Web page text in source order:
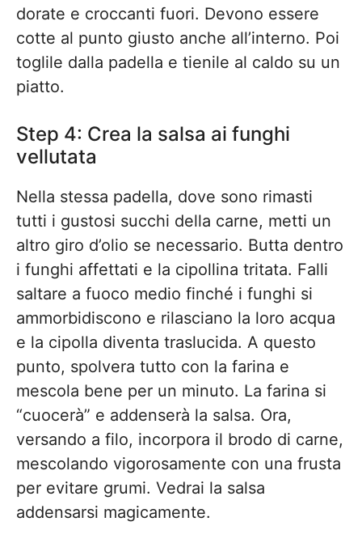
dorate e croccanti fuori. Devono essere
cotte al punto giusto anche all’interno. Poi
toglile dalla padella e tienile al caldo su un
piatto.
Step 4: Crea la salsa ai funghi
vellutata
Nella stessa padella, dove sono rimasti
tutti i gustosi succhi della carne, metti un
altro giro d’olio se necessario. Butta dentro
i funghi affettati e la cipollina tritata. Falli
saltare a fuoco medio finché i funghi si
ammorbidiscono e rilasciano la loro acqua
e la cipolla diventa traslucida. A questo
punto, spolvera tutto con la farina e
mescola bene per un minuto. La farina si
“cuocerà” e addenserà la salsa. Ora,
versando a filo, incorpora il brodo di carne,
mescolando vigorosamente con una frusta
per evitare grumi. Vedrai la salsa
addensarsi magicamente.